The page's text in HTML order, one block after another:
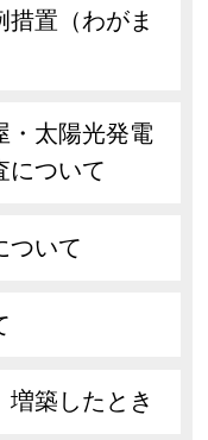
置（わがま
・太陽光発電
について
ついて
増築したとき